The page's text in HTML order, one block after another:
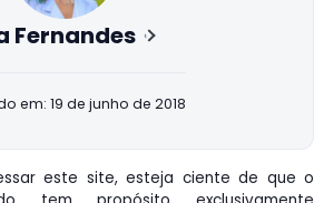
Fernandes
em: 19 de junho de 2018
este site, esteja ciente de que o